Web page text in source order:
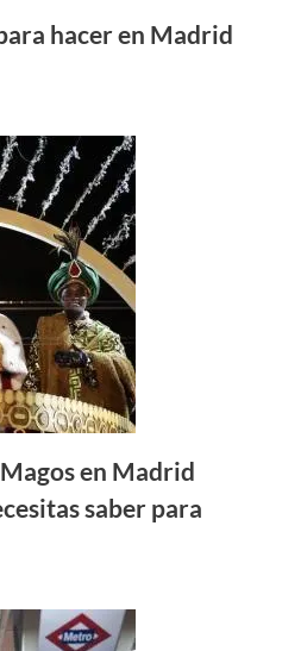
hacer en Madrid
en Madrid
saber para